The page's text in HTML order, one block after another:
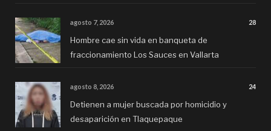
agosto 7, 2026 28
Hombre cae sin vida en banqueta de
fraccionamiento Los Sauces en Vallarta
agosto 8, 2026 24
Detienen a mujer buscada por homicidio y
desaparición en Tlaquepaque